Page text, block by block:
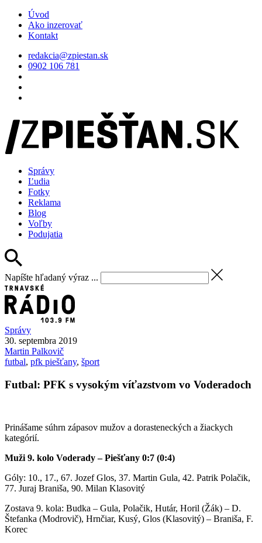
Úvod
Ako inzerovať
Kontakt
redakcia@zpiestan.sk
0902 106 781
Správy
Ľudia
Fotky
Reklama
Blog
Voľby
Podujatia
Napíšte hľadaný výraz ...
Správy
30. septembra 2019
Martin Palkovič
futbal, pfk piešťany, šport
Futbal: PFK s vysokým víťazstvom vo Voderadoch
Prinášame súhrn zápasov mužov a dorasteneckých a žiackych
kategórií.
Muži 9. kolo Voderady – Piešťany 0:7 (0:4)
Góly: 10., 17., 67. Jozef Glos, 37. Martin Gula, 42. Patrik Polačik,
77. Juraj Braniša, 90. Milan Klasovitý
Zostava 9. kola: Budka – Gula, Polačik, Hutár, Horil (Žák) – D.
Štefanka (Modrovič), Hrnčiar, Kusý, Glos (Klasovitý) – Braniša, F.
Korec